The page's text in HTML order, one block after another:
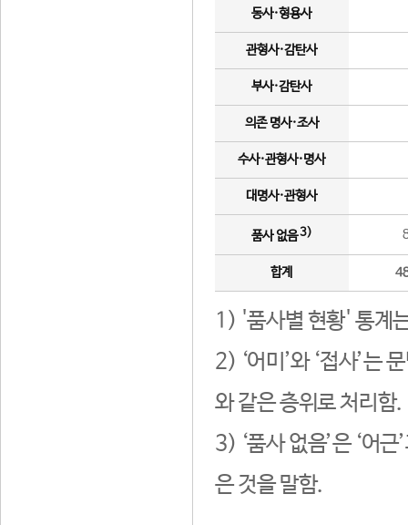
동사·형용사
관형사·감탄사
부사·감탄사
의존 명사·조사
수사·관형사·명사
대명사·관형사
품사 없음3)
합계
1) '품사별 현황' 통계
2) ‘어미’와 ‘접사’는
와 같은 층위로 처리함.
3) ‘품사 없음’은 ‘어
은 것을 말함.